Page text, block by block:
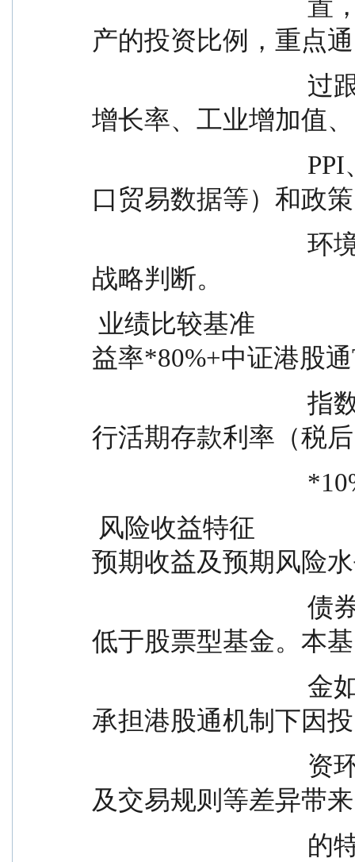
产的投资比例，重点通
增长率、工业增加值、
口贸易数据等）和政策
战略判断。
益率*80%+中证港股
行活期存款利率（税
预期收益及预期风险
低于股票型基金。本基
承担港股通机制下因投
及交易规则等差异带来